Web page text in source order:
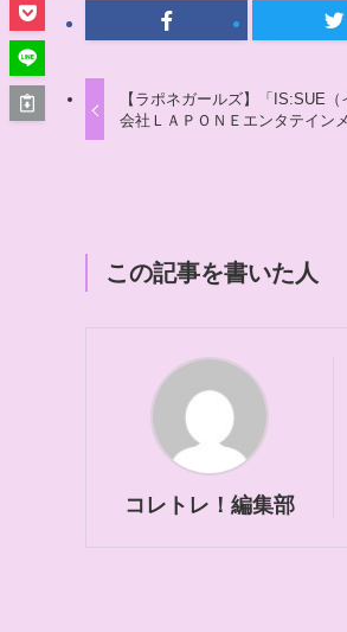
【ラポネガールズ】「IS:SUE
会社ＬＡＰＯＮＥエンタテイン
この記事を書いた人
コレトレ！編集部